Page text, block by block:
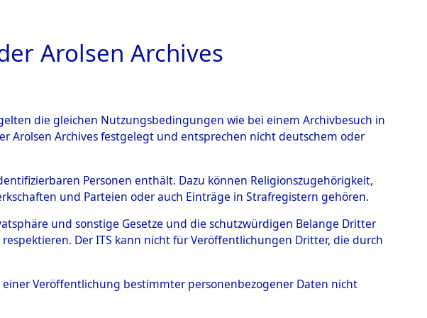
BILD
- Hofham.→0003
Arolsen Archives
die gleichen Nutzungsbedingungen wie bei einem Archivbesuch in
Arolsen Archives festgelegt und entsprechen nicht deutschem oder
Personen enthält. Dazu können Religionszugehörigkeit,
und Parteien oder auch Einträge in Strafregistern gehören.
und sonstige Gesetze und die schutzwürdigen Belange Dritter
Der ITS kann nicht für Veröffentlichungen Dritter, die durch
Veröffentlichung bestimmter personenbezogener Daten nicht